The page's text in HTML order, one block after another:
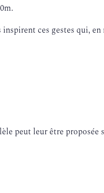
ces gestes qui, en
peut leur être proposée